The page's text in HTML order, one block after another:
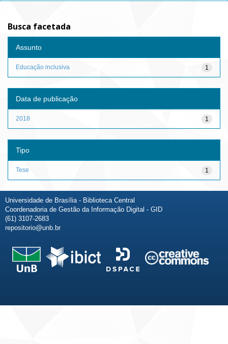
Busca facetada
Assunto
1
Educação inclusiva
Data de publicação
1
2018
Tipo
1
Tese
Universidade de Brasília - Biblioteca Central
Coordenadoria de Gestão da Informação Digital - GID
(61) 3107-2683
repositorio@unb.br